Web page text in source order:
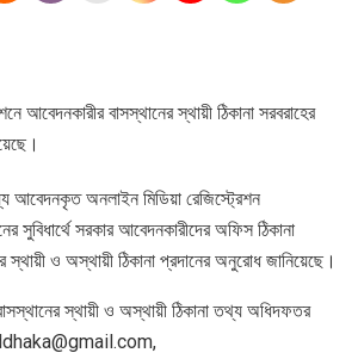
আবেদনকারীর বাসস্থানের স্থায়ী ঠিকানা সরবরাহের
অনলাইন মিডিয়া রেজিস্ট্রেশন
সুবিধার্থে সরকার আবেদনকারীদের অফিস ঠিকানা
স্থায়ী ও অস্থায়ী ঠিকানা প্রদানের অনুরোধ জানিয়েছে।
স্থায়ী ও অস্থায়ী ঠিকানা তথ্য অধিদফতর